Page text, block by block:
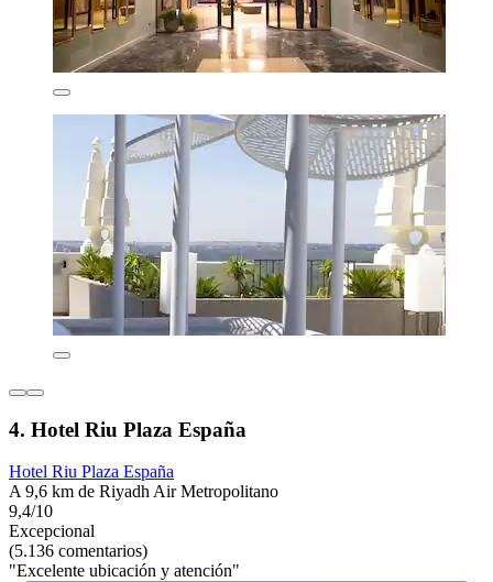
4. Hotel Riu Plaza España
Hotel Riu Plaza España
A 9,6 km de Riyadh Air Metropolitano
9,4/10
Excepcional
(5.136 comentarios)
"Excelente ubicación y atención"